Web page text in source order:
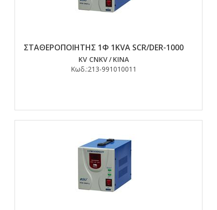
ΣΤΑΘΕΡΟΠΟΙΗΤΗΣ 1Φ 1KVA SCR/DER-1000
KV CNKV/ ΚΙΝΑ
Κωδ.:213-991010011